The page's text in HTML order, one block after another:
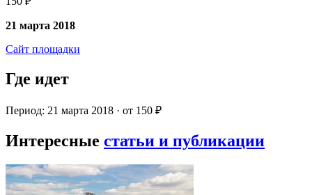
21 марта 2018
Сайт площадки
Где идет
Период: 21 марта 2018 · от 150 ₽
Интересные статьи и публикации